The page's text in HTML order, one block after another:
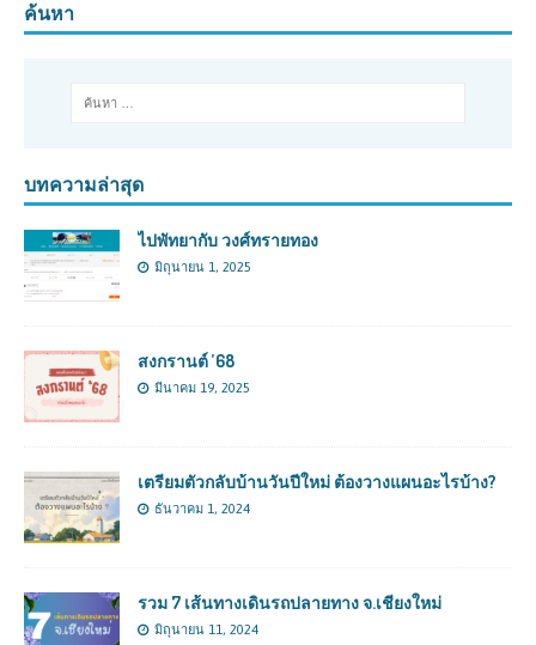
ค้นหา
บทความล่าสุด
ไปพัทยากับ วงศ์ทรายทอง
มิถุนายน 1, 2025
สงกรานต์ ’68
มีนาคม 19, 2025
เตรียมตัวกลับบ้านวันปีใหม่ ต้องวางแผนอะไรบ้าง?
ธันวาคม 1, 2024
รวม 7 เส้นทางเดินรถปลายทาง จ.เชียงใหม่
มิถุนายน 11, 2024